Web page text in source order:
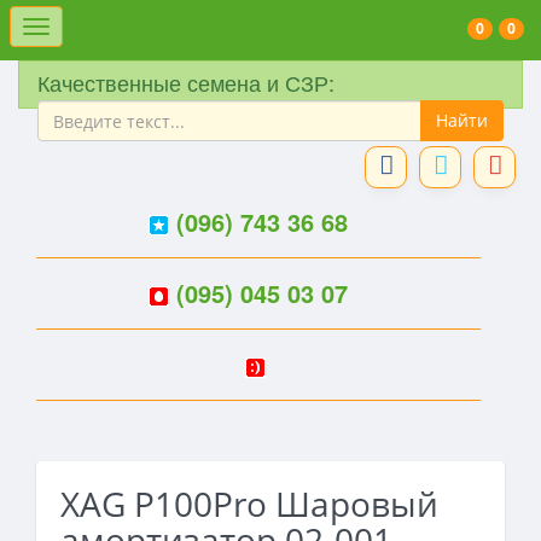
Меню 0
0
Качественные семена и СЗР:
(096) 743 36 68
(095) 045 03 07
XAG P100Pro Шаровый